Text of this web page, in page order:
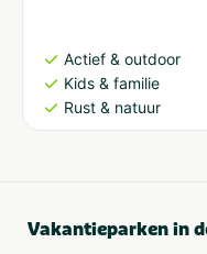
Actief & outdoor
Kids & familie
Rust & natuur
Vakantieparken in